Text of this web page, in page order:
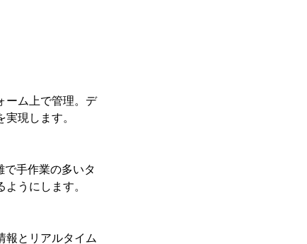
ーム上で管理。デ
現します。
手作業の多いタ
うにします。
報とリアルタイム